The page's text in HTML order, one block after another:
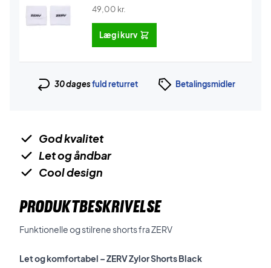
49,00 kr.
Læg i kurv
30 dagesfuld returret Betalingsmidler
God kvalitet
Let og åndbar
Cool design
PRODUKTBESKRIVELSE
Funktionelle og stilrene shorts fra ZERV
Let og komfortabel – ZERV Zylor Shorts Black